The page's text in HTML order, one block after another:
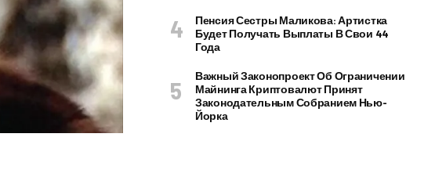
Пенсия Сестры Маликова: Артистка
Будет Получать Выплаты В Свои 44
Года
Важный Законопроект Об Ограничении
Майнинга Криптовалют Принят
Законодательным Собранием Нью-
Йорка